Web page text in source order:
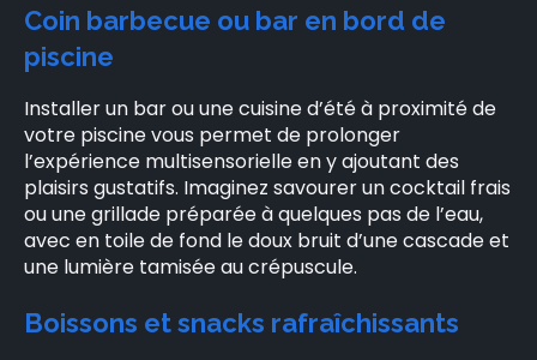
Coin barbecue ou bar en bord de
piscine
Installer un bar ou une cuisine d’été à proximité de
votre piscine vous permet de prolonger
l’expérience multisensorielle en y ajoutant des
plaisirs gustatifs. Imaginez savourer un cocktail frais
ou une grillade préparée à quelques pas de l’eau,
avec en toile de fond le doux bruit d’une cascade et
une lumière tamisée au crépuscule.
Boissons et snacks rafraîchissants